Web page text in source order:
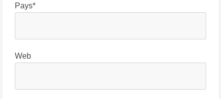
Pays*
Web